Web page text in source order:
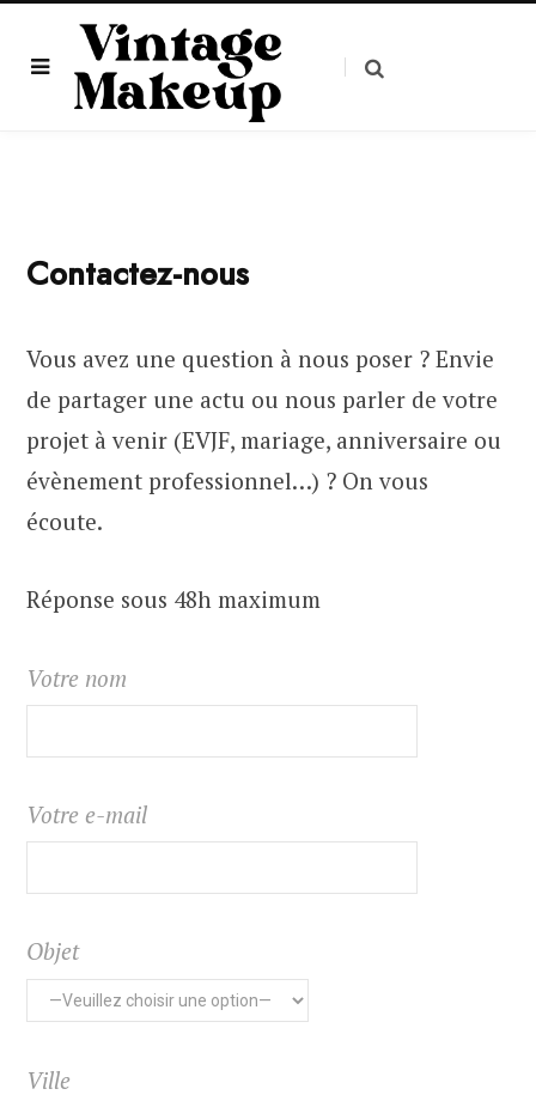
Contactez-nous
Vous avez une question à nous poser ? Envie
de partager une actu ou nous parler de votre
projet à venir (EVJF, mariage, anniversaire ou
évènement professionnel…) ? On vous
écoute.
Réponse sous 48h maximum
Votre nom
Votre e-mail
Objet
Ville